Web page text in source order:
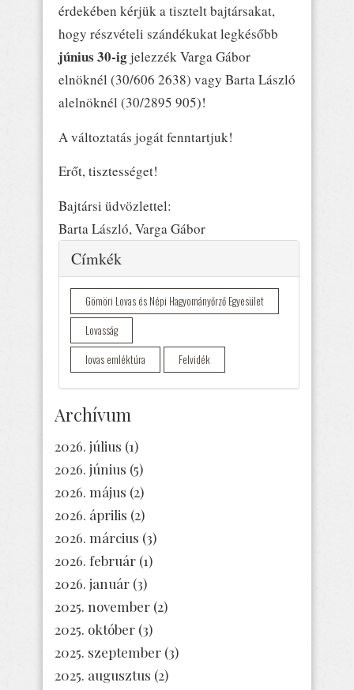
érdekében kérjük a tisztelt bajtársakat,
hogy részvételi szándékukat legkésőbb
június 30-igjelezzék Varga Gábor
elnöknél (30/606 2638) vagy Barta László
alelnöknél (30/2895 905)!
A változtatás jogát fenntartjuk!
Erőt, tisztességet!
Bajtársi üdvözlettel:
Barta László, Varga Gábor
Elrejtés
Címkék
Gömöri Lovas és Népi Hagyományőrző Egyesület
Lovasság
lovas emléktúra
Felvidék
Archívum
2026. július (1)
2026. június (5)
2026. május (2)
2026. április (2)
2026. március (3)
2026. február (1)
2026. január (3)
2025. november (2)
2025. október (3)
2025. szeptember (3)
2025. augusztus (2)